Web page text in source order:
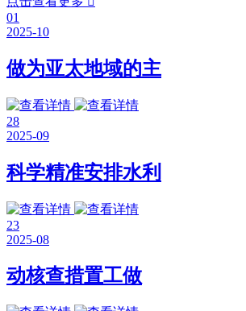
01
2025-10
做为亚太地域的主
28
2025-09
科学精准安排水利
23
2025-08
动核查措置工做